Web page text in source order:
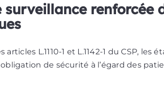
renforcée
L.1110-1 et L.1142-1 du CSP, les
de sécurité à l’égard des